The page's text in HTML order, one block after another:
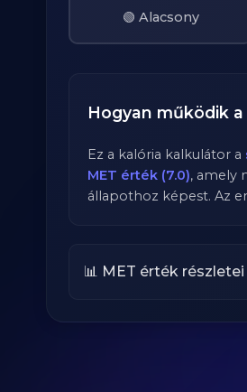
🟢 Alacsony
Hogyan működik
Ez a kalória kalkulátor a
MET érték (7.0), amely
állapothoz képest. Az
📊 MET érték részletei